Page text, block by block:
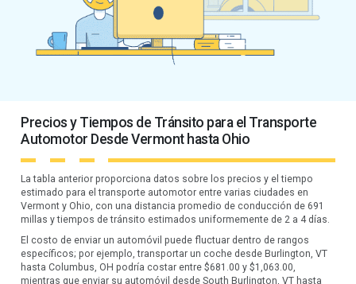
Precios y Tiempos de Tránsito para el Transporte
Automotor Desde Vermont hasta Ohio
La tabla anterior proporciona datos sobre los precios y el tiempo
estimado para el transporte automotor entre varias ciudades en
Vermont y Ohio, con una distancia promedio de conducción de 691
millas y tiempos de tránsito estimados uniformemente de 2 a 4 días.
El costo de enviar un automóvil puede fluctuar dentro de rangos
específicos; por ejemplo, transportar un coche desde Burlington, VT
hasta Columbus, OH podría costar entre $681.00 y $1,063.00,
mientras que enviar su automóvil desde South Burlington, VT hasta